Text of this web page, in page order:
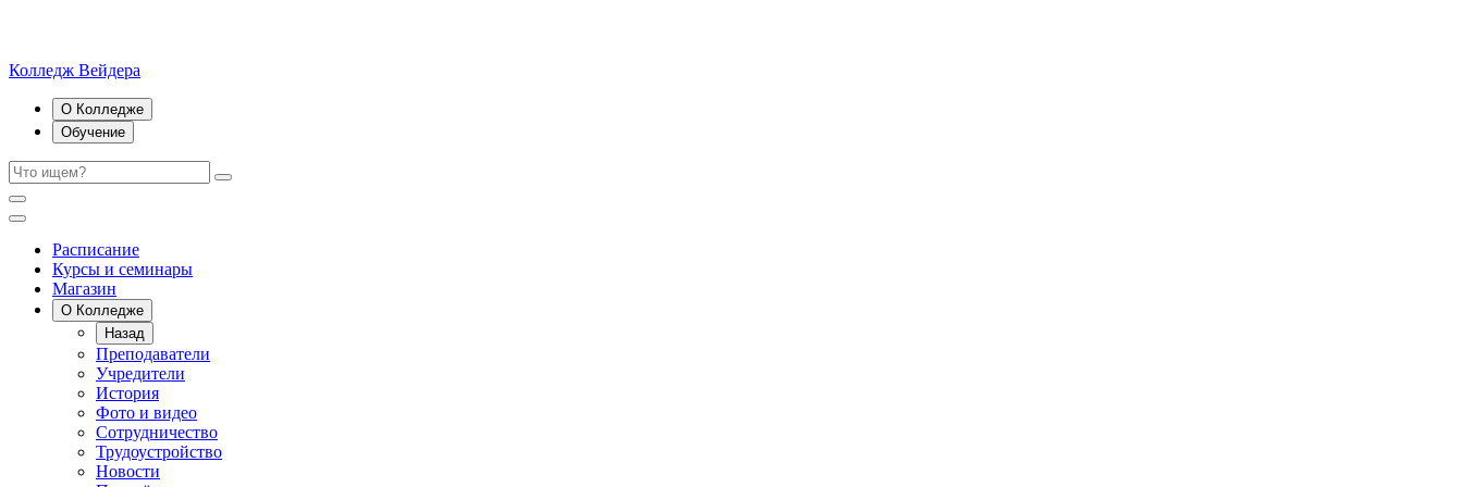
Колледж Вейдера
О Колледже
Обучение
Расписание
Курсы и семинары
Магазин
О Колледже
Назад
Преподаватели
Учредители
История
Фото и видео
Сотрудничество
Трудоустройство
Новости